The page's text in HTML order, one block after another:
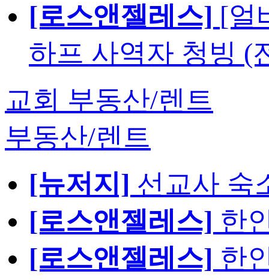
[로스앤젤레스] [얼
하프 사역자 청빙 (
교회 부동산/렌트
부동산/렌트
[뉴저지] 선교사 숙
[로스앤젤레스] 한
[로스앤젤레스] 한